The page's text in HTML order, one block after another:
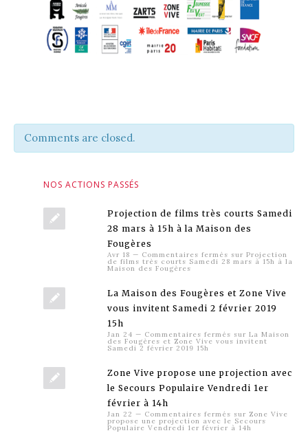
Comments are closed.
NOS ACTIONS PASSÉS
Projection de films très courts Samedi
28 mars à 15h à la Maison des
Fougères
Avr 18 — Commentaires fermés sur Projection
de films très courts Samedi 28 mars à 15h à la
Maison des Fougères
La Maison des Fougères et Zone Vive
vous invitent Samedi 2 février 2019
15h
Jan 24 — Commentaires fermés sur La Maison
des Fougères et Zone Vive vous invitent
Samedi 2 février 2019 15h
Zone Vive propose une projection avec
le Secours Populaire Vendredi 1er
février à 14h
Jan 22 — Commentaires fermés sur Zone Vive
propose une projection avec le Secours
Populaire Vendredi 1er février à 14h